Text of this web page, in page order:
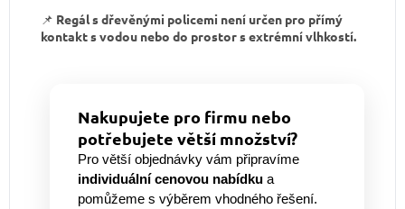
📌 Regál s dřevěnými policemi není určen pro přímý
kontakt s vodou nebo do prostor s extrémní vlhkostí.
Nakupujete pro firmu nebo
potřebujete větší množství?
Pro větší objednávky vám připravíme
individuální cenovou nabídku a
pomůžeme s výběrem vhodného řešení.